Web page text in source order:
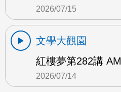
2026/07/15
文學大觀園
紅樓夢第282講 AM
2026/07/14